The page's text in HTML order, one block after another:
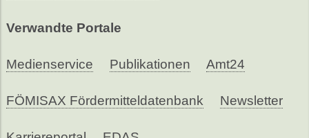
Verwandte Portale
Medienservice Publikationen Amt24
FÖMISAX Fördermitteldatenbank Newsletter